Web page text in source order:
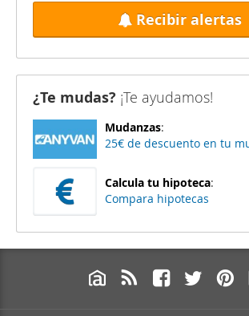
Recibir alertas
¿Te mudas? ¡Te ayudamos!
Mudanzas:
25€ de descuento en tu
Calcula tu hipoteca:
Compara hipotecas